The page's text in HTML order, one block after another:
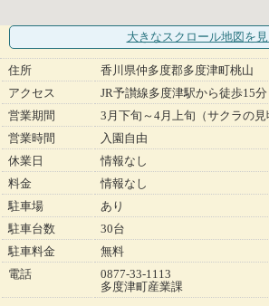
大きなスクロール地図 を
住所
香川県仲多度郡多度津町桃山
アクセス
JR予讃線多度津駅から徒歩15分
営業期間
3月下旬～4月上旬（サクラの見
営業時間
入園自由
休業日
情報なし
料金
情報なし
駐車場
あり
駐車台数
30台
駐車料金
無料
電話
0877-33-1113
多度津町産業課